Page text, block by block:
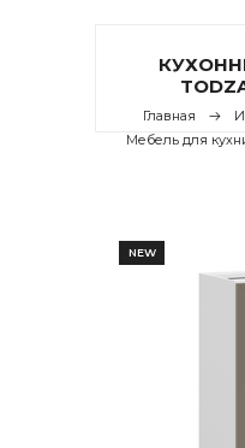
Главная
Мебель для
NEW